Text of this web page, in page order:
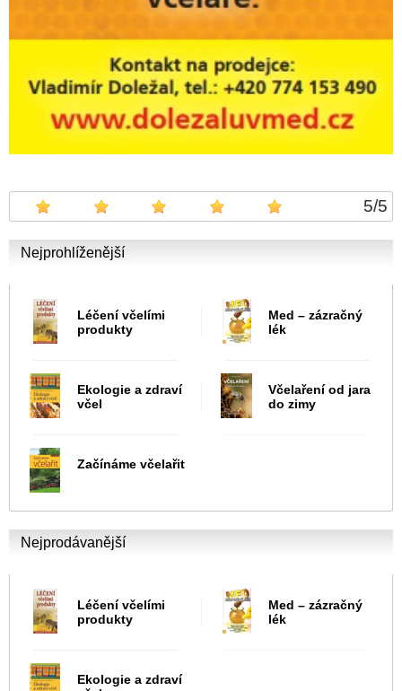
5/5
Nejprohlíženější
Léčení včelími
produkty
Med – zázračný
lék
Ekologie a zdraví
včel
Včelaření od jara
do zimy
Začínáme včelařit
Nejprodávanější
Léčení včelími
produkty
Med – zázračný
lék
Ekologie a zdraví